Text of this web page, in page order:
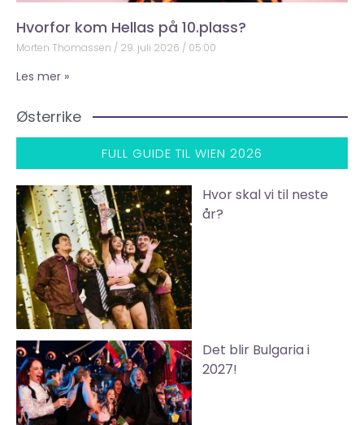
Hvorfor kom Hellas på 10.plass?
Morten Thomassen 29. juli 2026 05:00
Les mer »
Østerrike
FULL GUIDE TIL WIEN 2026
Hvor skal vi til neste
år?
Det blir Bulgaria i
2027!